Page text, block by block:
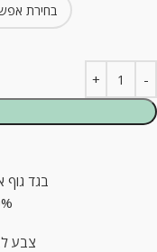
בגד גוף
100%
צבע